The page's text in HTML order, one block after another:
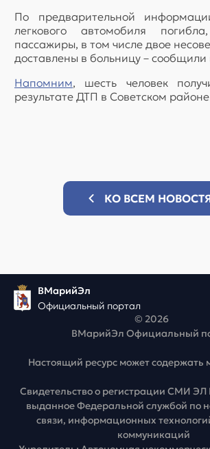
По предварительной
легкового автомобиля
пассажиры, в том числе двое
доставлены в больницу – сообщили
Напомним, шесть человек
результате ДТП в Советском
КО ВСЕМ
ВМарийЭл
Официальный портал
© 2026
ВМарийЭл Официальный
Настоящий ресурс может содержать
Свидетельство о регистрации СМИ ЭЛ
выданное Федеральной службой по
связи, информационных
коммуникаций